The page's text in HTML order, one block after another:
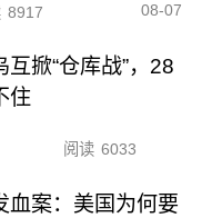
8917 08-07
掀“仓库战”，28
住
阅读 6033
血案：美国为何要